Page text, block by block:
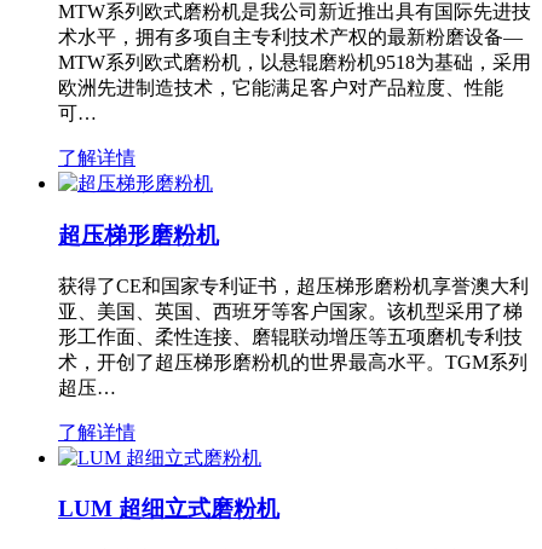
MTW系列欧式磨粉机是我公司新近推出具有国际先进技
术水平，拥有多项自主专利技术产权的最新粉磨设备—
MTW系列欧式磨粉机，以悬辊磨粉机9518为基础，采用
欧洲先进制造技术，它能满足客户对产品粒度、性能
可…
了解详情
超压梯形磨粉机
获得了CE和国家专利证书，超压梯形磨粉机享誉澳大利
亚、美国、英国、西班牙等客户国家。该机型采用了梯
形工作面、柔性连接、磨辊联动增压等五项磨机专利技
术，开创了超压梯形磨粉机的世界最高水平。TGM系列
超压…
了解详情
LUM 超细立式磨粉机